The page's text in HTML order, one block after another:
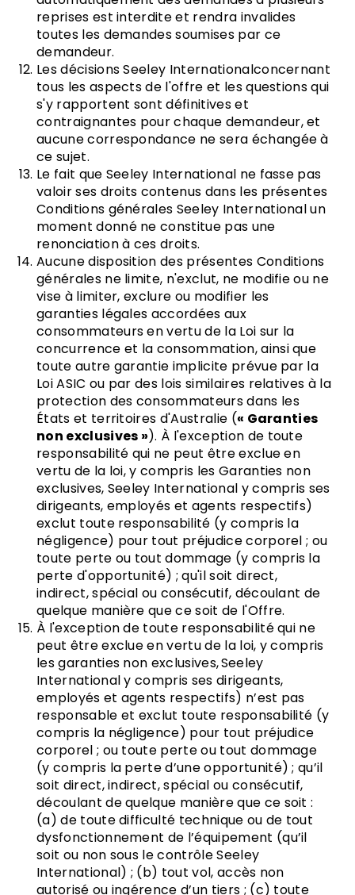
reprises est interdite et rendra invalides
toutes les demandes soumises par ce
demandeur.
Les décisions Seeley Internationalconcernant
tous les aspects de l'offre et les questions qui
s'y rapportent sont définitives et
contraignantes pour chaque demandeur, et
aucune correspondance ne sera échangée à
ce sujet.
Le fait que Seeley International ne fasse pas
valoir ses droits contenus dans les présentes
Conditions générales Seeley International un
moment donné ne constitue pas une
renonciation à ces droits.
Aucune disposition des présentes Conditions
générales ne limite, n'exclut, ne modifie ou ne
vise à limiter, exclure ou modifier les
garanties légales accordées aux
consommateurs en vertu de la Loi sur la
concurrence et la consommation, ainsi que
toute autre garantie implicite prévue par la
Loi ASIC ou par des lois similaires relatives à la
protection des consommateurs dans les
États et territoires d'Australie (« Garanties
non exclusives »). À l'exception de toute
responsabilité qui ne peut être exclue en
vertu de la loi, y compris les Garanties non
exclusives, Seeley International y compris ses
dirigeants, employés et agents respectifs)
exclut toute responsabilité (y compris la
négligence) pour tout préjudice corporel ; ou
toute perte ou tout dommage (y compris la
perte d'opportunité) ; qu'il soit direct,
indirect, spécial ou consécutif, découlant de
quelque manière que ce soit de l'Offre.
À l'exception de toute responsabilité qui ne
peut être exclue en vertu de la loi, y compris
les garanties non exclusives, Seeley
International y compris ses dirigeants,
employés et agents respectifs) n’est pas
responsable et exclut toute responsabilité (y
compris la négligence) pour tout préjudice
corporel ; ou toute perte ou tout dommage
(y compris la perte d’une opportunité) ; qu’il
soit direct, indirect, spécial ou consécutif,
découlant de quelque manière que ce soit :
(a) de toute difficulté technique ou de tout
dysfonctionnement de l’équipement (qu’il
soit ou non sous le contrôle Seeley
International) ; (b) tout vol, accès non
autorisé ou ingérence d’un tiers ; (c) toute